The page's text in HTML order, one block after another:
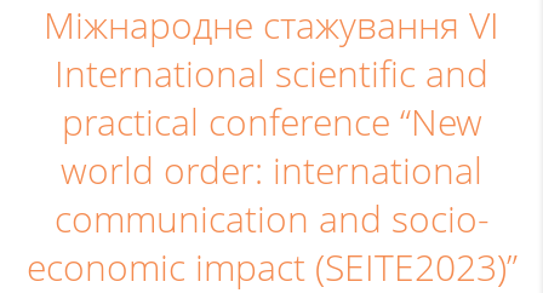
Міжнародне стажування VI
International scientific and
practical conference “New
world order: international
communication and socio-
economic impact (SEITE2023)”